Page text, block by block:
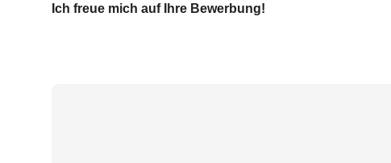
Ich freue mich auf Ihre Bewerbung!